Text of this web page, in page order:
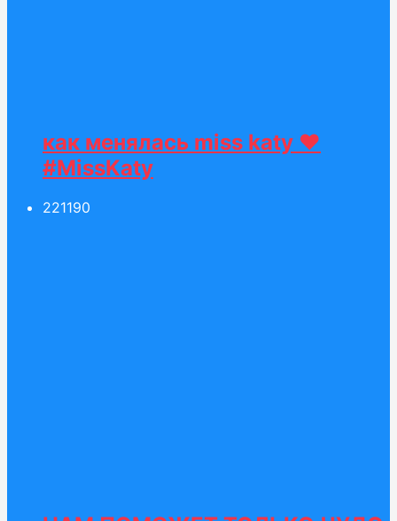
как менялась miss katy ❤️
#MissKaty
221190